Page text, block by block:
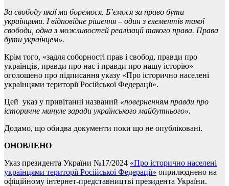
За свободу якої ми боремося. Б’ємося за право бути
українцями. І відповідне рішення – один з елементів такої
свободи, одна з можливостей реалізації такого права. Права
бути українцем».
Крім того, «задля соборності прав і свобод, правди про
українців, правди про нас і правди про нашу історію»
оголошено про підписання указу «Про історично населені
українцями території Російської Федерації».
Цей указ у привітанні названий «поверненням правди про
історичне минуле заради українського майбутнього».
Додамо, що обидва документи поки що не опубліковані.
ОНОВЛЕНО
Указ президента України №17/2024 «Про історично населені
українцями території Російської Федерації» оприлюднено на
офіційному інтернет-представництві президента України.